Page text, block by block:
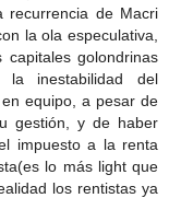
recurrencia de Macri
la ola especulativa,
golondrinas
inestabilidad del
equipo, a pesar de
gestión, y de haber
impuesto a la renta
lo más light que
los rentistas ya